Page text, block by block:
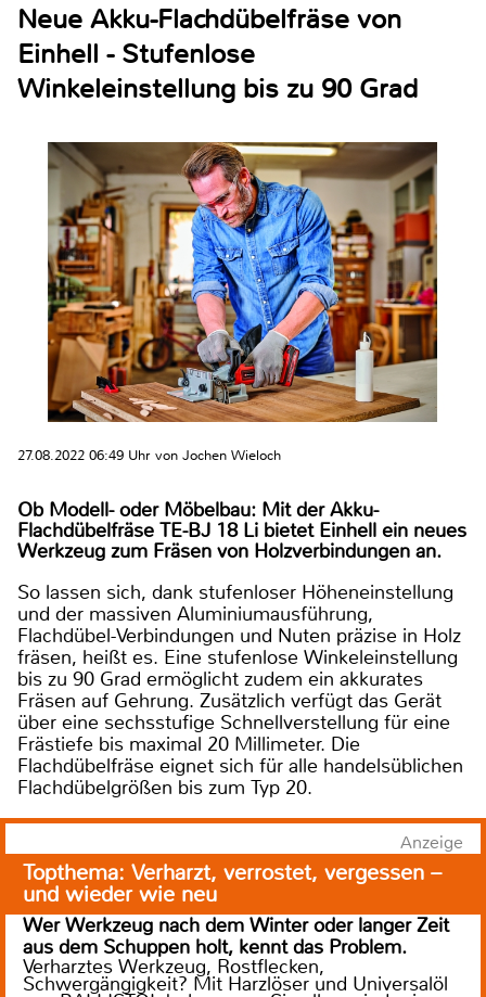
Neue Akku-Flachdübelfräse von
Einhell - Stufenlose
Winkeleinstellung bis zu 90 Grad
27.08.2022 06:49 Uhr von Jochen Wieloch
Ob Modell- oder Möbelbau: Mit der Akku-
Flachdübelfräse TE-BJ 18 Li bietet Einhell ein neues
Werkzeug zum Fräsen von Holzverbindungen an.
So lassen sich, dank stufenloser Höheneinstellung
und der massiven Aluminiumausführung,
Flachdübel-Verbindungen und Nuten präzise in Holz
fräsen, heißt es. Eine stufenlose Winkeleinstellung
bis zu 90 Grad ermöglicht zudem ein akkurates
Fräsen auf Gehrung. Zusätzlich verfügt das Gerät
über eine sechsstufige Schnellverstellung für eine
Frästiefe bis maximal 20 Millimeter. Die
Flachdübelfräse eignet sich für alle handelsüblichen
Flachdübelgrößen bis zum Typ 20.
Anzeige
Topthema: Verharzt, verrostet, vergessen –
und wieder wie neu
Wer Werkzeug nach dem Winter oder langer Zeit
aus dem Schuppen holt, kennt das Problem.
Verharztes Werkzeug, Rostflecken,
Schwergängigkeit? Mit Harzlöser und Universalöl